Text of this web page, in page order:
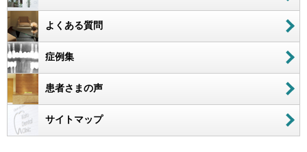
よくある質問
症例集
患者さまの声
サイトマップ